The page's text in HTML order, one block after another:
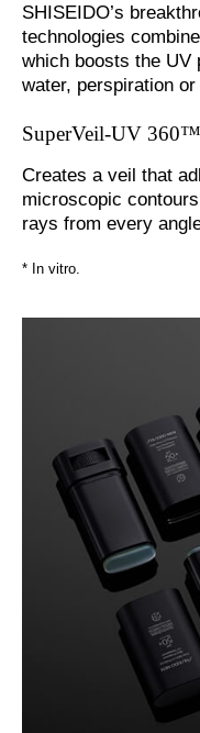
SHISEIDO’s
technologies
which boosts the UV
water, perspiration
SuperVeil-UV 360™
Creates a veil that
microscopic
rays from every
* In vitro.